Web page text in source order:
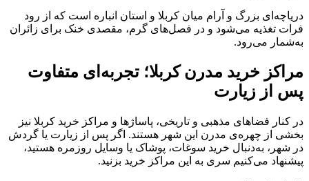
دریاچه‌ای بزرگ و آرام میان کربلا و استان انباره است که از رود
فرات تغذیه می‌شود و در فصل‌های گرم، مقصدی خنک برای زائران
به‌شمار می‌رود.
مراکز خرید مدرن کربلا؛ تجربه‌ای متفاوت
پس از زیارت
در کنار فضاهای مذهبی و تاریخی، پاساژها و مراکز خرید کربلا نیز
بخشی از چهره‌ی مدرن این شهر هستند. اگر پس از زیارت یا گردش
در شهر، به‌دنبال خرید سوغات، پوشاک یا وسایل روزمره هستید،
پیشنهاد می‌کنیم سری به این مراکز خرید بزنید.